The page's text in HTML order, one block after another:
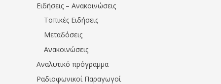
Ειδήσεις – Ανακοινώσεις
Τοπικές Ειδήσεις
Μεταδόσεις
Ανακοινώσεις
Αναλυτικό πρόγραμμα
Ραδιοφωνικοί Παραγωγοί